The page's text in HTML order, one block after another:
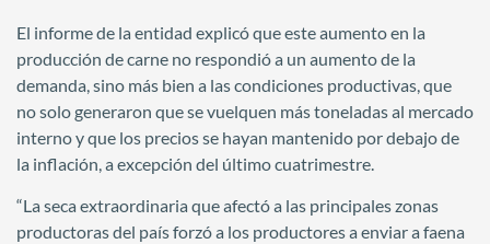
El informe de la entidad explicó que este aumento en la
producción de carne no respondió a un aumento de la
demanda, sino más bien a las condiciones productivas, que
no solo generaron que se vuelquen más toneladas al mercado
interno y que los precios se hayan mantenido por debajo de
la inflación, a excepción del último cuatrimestre.
“La seca extraordinaria que afectó a las principales zonas
productoras del país forzó a los productores a enviar a faena